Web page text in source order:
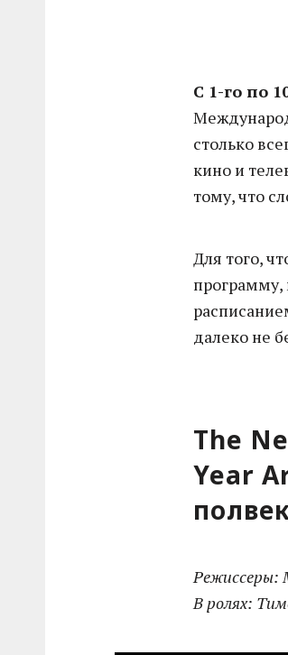
С 1-го по
столько
кино и
тому, что
Для того,
далеко не
The
Year
Режиссеры:
В ролях: